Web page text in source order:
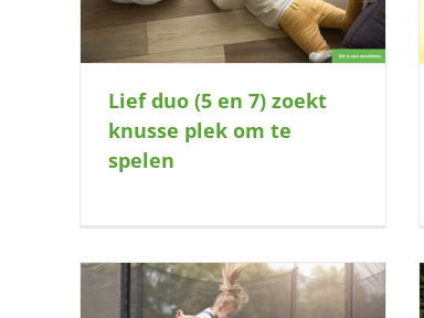
Lief duo (5 en 7) zoekt
knusse plek om te
spelen